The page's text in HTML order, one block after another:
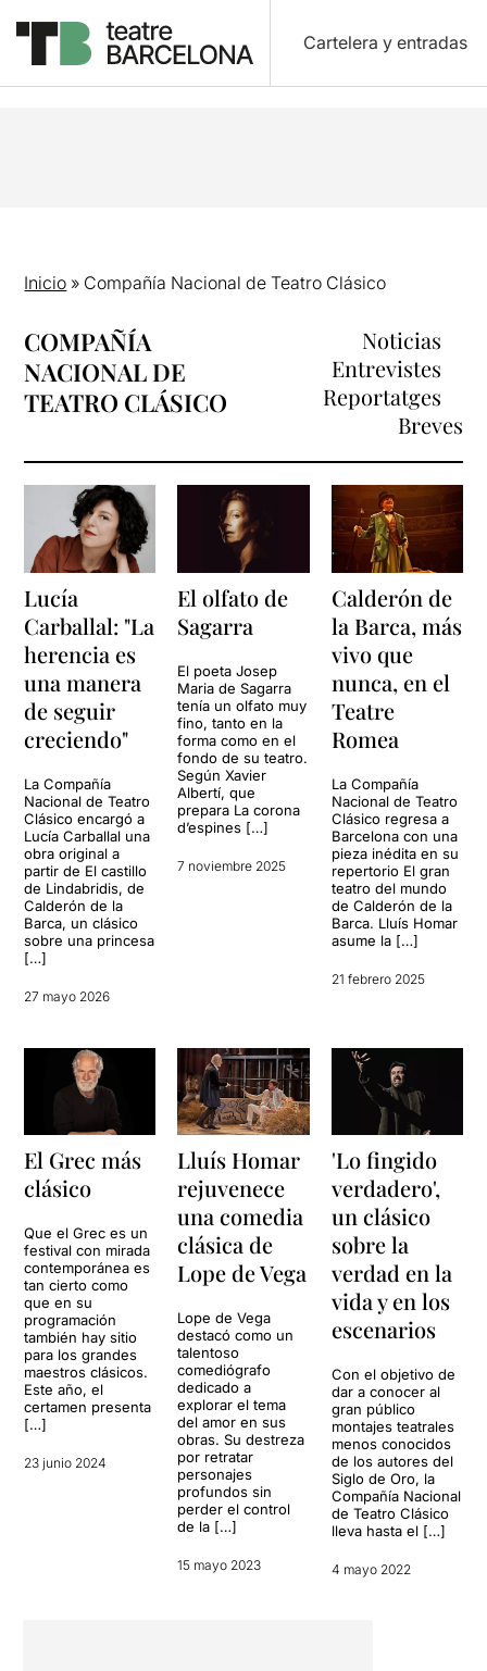
Cartelera y entradas
Inicio » Compañía Nacional de Teatro Clásico
COMPAÑÍA
NACIONAL DE
TEATRO CLÁSICO
Noticias
Entrevistes
Reportatges
Breves
Lucía
Carballal: "La
herencia es
una manera
de seguir
creciendo"
La Compañía
Nacional de Teatro
Clásico encargó a
Lucía Carballal una
obra original a
partir de El castillo
de Lindabridis, de
Calderón de la
Barca, un clásico
sobre una princesa
[…]
27 mayo 2026
El olfato de
Sagarra
El poeta Josep
Maria de Sagarra
tenía un olfato muy
fino, tanto en la
forma como en el
fondo de su teatro.
Según Xavier
Albertí, que
prepara La corona
d’espines […]
7 noviembre 2025
Calderón de
la Barca, más
vivo que
nunca, en el
Teatre
Romea
La Compañía
Nacional de Teatro
Clásico regresa a
Barcelona con una
pieza inédita en su
repertorio El gran
teatro del mundo
de Calderón de la
Barca. Lluís Homar
asume la […]
21 febrero 2025
El Grec más
clásico
Que el Grec es un
festival con mirada
contemporánea es
tan cierto como
que en su
programación
también hay sitio
para los grandes
maestros clásicos.
Este año, el
certamen presenta
[…]
23 junio 2024
Lluís Homar
rejuvenece
una comedia
clásica de
Lope de Vega
Lope de Vega
destacó como un
talentoso
comediógrafo
dedicado a
explorar el tema
del amor en sus
obras. Su destreza
por retratar
personajes
profundos sin
perder el control
de la […]
15 mayo 2023
'Lo fingido
verdadero',
un clásico
sobre la
verdad en la
vida y en los
escenarios
Con el objetivo de
dar a conocer al
gran público
montajes teatrales
menos conocidos
de los autores del
Siglo de Oro, la
Compañía Nacional
de Teatro Clásico
lleva hasta el […]
4 mayo 2022